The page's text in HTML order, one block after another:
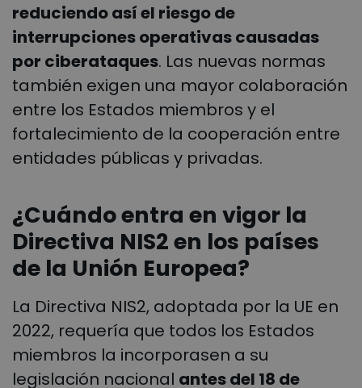
reduciendo así el riesgo de
interrupciones operativas causadas
por ciberataques. Las nuevas normas
también exigen una mayor colaboración
entre los Estados miembros y el
fortalecimiento de la cooperación entre
entidades públicas y privadas.
¿Cuándo entra en vigor la
Directiva NIS2 en los países
de la Unión Europea?
La Directiva NIS2, adoptada por la UE en
2022, requería que todos los Estados
miembros la incorporasen a su
legislación nacional antes del 18 de